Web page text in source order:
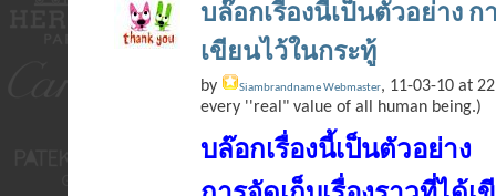
บล๊อกเรื่องนี้เป็นตัวอย่าง ก
เขียนไว้ในกระทู้
by Siambrandname Webmaster, 11-03-10 at
every ''real" value of all human being.)
บล๊อกเรื่องนี้เป็นตัวอย่าง